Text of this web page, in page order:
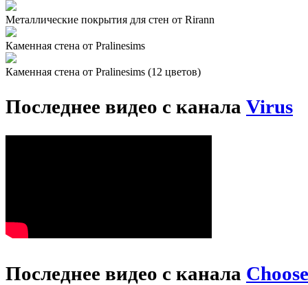
Металлические покрытия для стен от Rirann
Каменная стена от Pralinesims
Каменная стена от Pralinesims (12 цветов)
Последнее видео с канала Virus
Последнее видео с канала